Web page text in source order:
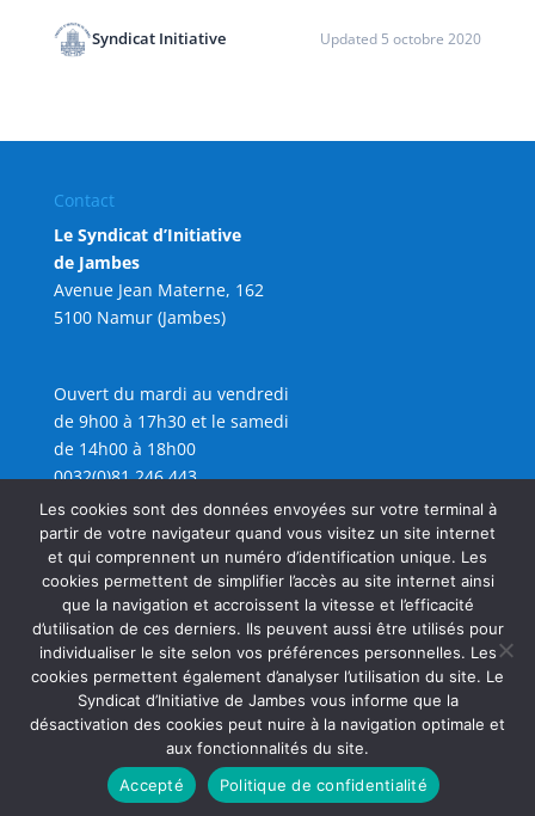
Syndicat Initiative Updated 5 octobre 2020
Contact
Le Syndicat d’Initiative
de Jambes
Avenue Jean Materne, 162
5100 Namur (Jambes)
Ouvert du mardi au vendredi
de 9h00 à 17h30 et le samedi
de 14h00 à 18h00
0032(0)81 246 443
info@sijambes.be
Copyright SIJAMBES 2026
Les cookies sont des données envoyées sur votre terminal à
partir de votre navigateur quand vous visitez un site internet
et qui comprennent un numéro d’identification unique. Les
cookies permettent de simplifier l’accès au site internet ainsi
que la navigation et accroissent la vitesse et l’efficacité
d’utilisation de ces derniers. Ils peuvent aussi être utilisés pour
individualiser le site selon vos préférences personnelles. Les
cookies permettent également d’analyser l’utilisation du site. Le
Syndicat d’Initiative de Jambes vous informe que la
désactivation des cookies peut nuire à la navigation optimale et
aux fonctionnalités du site.
Accepté
Politique de confidentialité